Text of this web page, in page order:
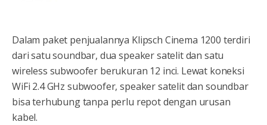
Dalam paket penjualannya Klipsch Cinema 1200 terdiri
dari satu soundbar, dua speaker satelit dan satu
wireless subwoofer berukuran 12 inci. Lewat koneksi
WiFi 2.4 GHz subwoofer, speaker satelit dan soundbar
bisa terhubung tanpa perlu repot dengan urusan
kabel.